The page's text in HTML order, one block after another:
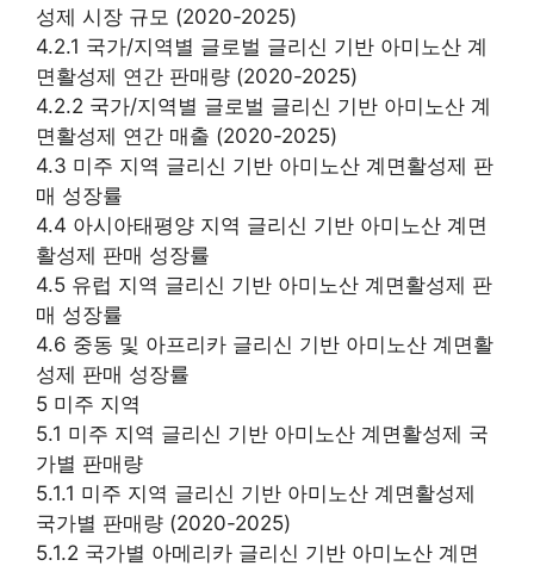
성제 시장 규모 (2020-2025)
4.2.1 국가/지역별 글로벌 글리신 기반 아미노산 계
면활성제 연간 판매량 (2020-2025)
4.2.2 국가/지역별 글로벌 글리신 기반 아미노산 계
면활성제 연간 매출 (2020-2025)
4.3 미주 지역 글리신 기반 아미노산 계면활성제 판
매 성장률
4.4 아시아태평양 지역 글리신 기반 아미노산 계면
활성제 판매 성장률
4.5 유럽 지역 글리신 기반 아미노산 계면활성제 판
매 성장률
4.6 중동 및 아프리카 글리신 기반 아미노산 계면활
성제 판매 성장률
5 미주 지역
5.1 미주 지역 글리신 기반 아미노산 계면활성제 국
가별 판매량
5.1.1 미주 지역 글리신 기반 아미노산 계면활성제
국가별 판매량 (2020-2025)
5.1.2 국가별 아메리카 글리신 기반 아미노산 계면